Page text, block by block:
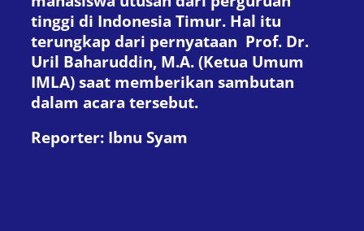
tinggi di Indonesia Timur. Hal itu
terungkap dari pernyataan Prof. Dr.
Uril Baharuddin, M.A. (Ketua Umum
IMLA) saat memberikan sambutan
dalam acara tersebut.
Reporter: Ibnu Syam